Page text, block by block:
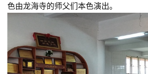
色由龙海寺的师父们本色演出。